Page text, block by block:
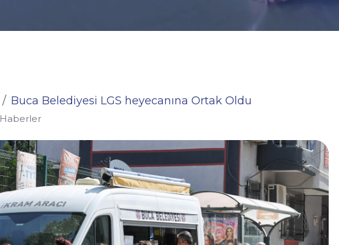
Buca Belediyesi LGS heyecanına Ortak Oldu
Haberler